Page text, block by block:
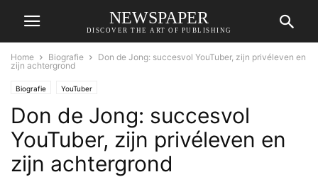
NEWSPAPER
DISCOVER THE ART OF PUBLISHING
Home Biografie
Don de Jong: succesvol YouTuber, zijn privéleven en
zijn achtergrond
Biografie YouTuber
Don de Jong: succesvol
YouTuber, zijn privéleven en
zijn achtergrond